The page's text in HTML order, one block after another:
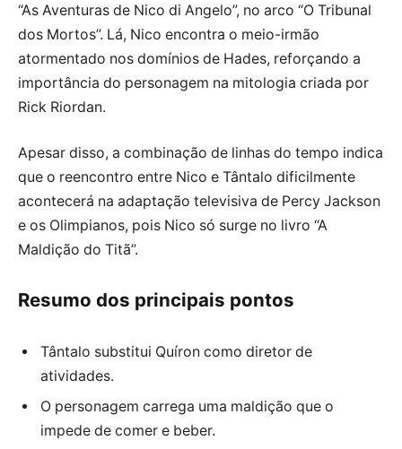
“As Aventuras de Nico di Angelo”, no arco “O Tribunal
dos Mortos”. Lá, Nico encontra o meio-irmão
atormentado nos domínios de Hades, reforçando a
importância do personagem na mitologia criada por
Rick Riordan.
Apesar disso, a combinação de linhas do tempo indica
que o reencontro entre Nico e Tântalo dificilmente
acontecerá na adaptação televisiva de Percy Jackson
e os Olimpianos, pois Nico só surge no livro “A
Maldição do Titã”.
Resumo dos principais pontos
Tântalo substitui Quíron como diretor de
atividades.
O personagem carrega uma maldição que o
impede de comer e beber.